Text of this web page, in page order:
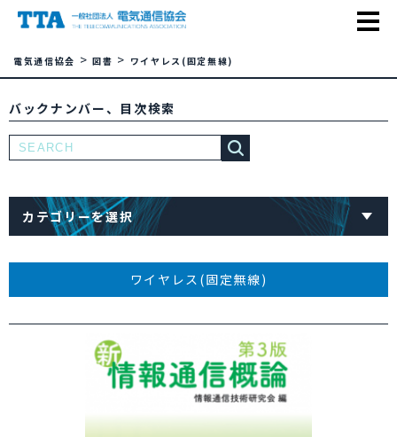
電気通信協会 >図書 > ワイヤレス(固定無線)
バックナンバー、目次検索
カテゴリーを選択
ワイヤレス(固定無線)